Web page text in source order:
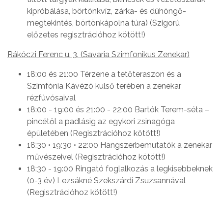
kipróbálása, börtönkvíz, zárka- és dühöngő-
megtekintés, börtönkápolna túra) (Szigorú
előzetes regisztrációhoz kötött!)
Rákóczi Ferenc u. 3. (Savaria Szimfonikus Zenekar)
18:00 és 21:00 Térzene a tetőteraszon és a
Szimfónia Kávézó külső terében a zenekar
rézfúvósaival
18:00 - 19:00 és 21:00 - 22:00 Bartók Terem-séta –
pincétől a padlásig az egykori zsinagóga
épületében (Regisztrációhoz kötött!)
18:30 • 19:30 • 22:00 Hangszerbemutatók a zenekar
művészeivel (Regisztrációhoz kötött!)
18:30 - 19:00 Ringató foglalkozás a legkisebbeknek
(0-3 év) Lezsákné Szekszárdi Zsuzsannával
(Regisztrációhoz kötött!)